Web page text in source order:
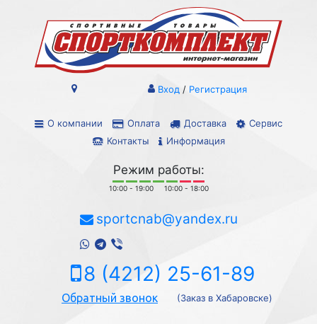
О компании Оплата Доставка
Сервис
Контакты
Информация
Вход / Регистрация
Режим работы:
10:00 - 19:00 10:00 - 18:00
sportcnab@yandex.ru
8 (4212) 25-61-89
Обратный звонок (Заказ в Хабаровске)